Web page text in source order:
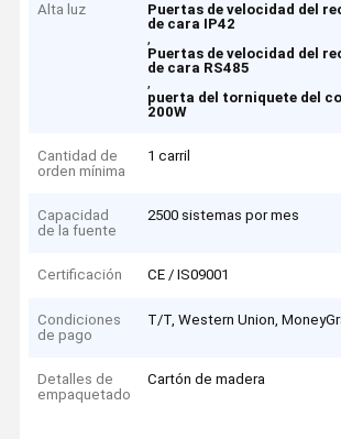
Alta luz
Puertas de velocidad del
de cara IP42
,
Puertas de velocidad del
de cara RS485
,
puerta del torniquete del
200W
Cantidad de
orden mínima
1 carril
Capacidad
de la fuente
2500 sistemas por mes
Certificación CE / IS09001
Condiciones
de pago
T/T, Western Union,
Detalles de
empaquetado
Cartón de madera